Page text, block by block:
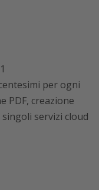
per ogni
PDF, creazione
singoli servizi cloud